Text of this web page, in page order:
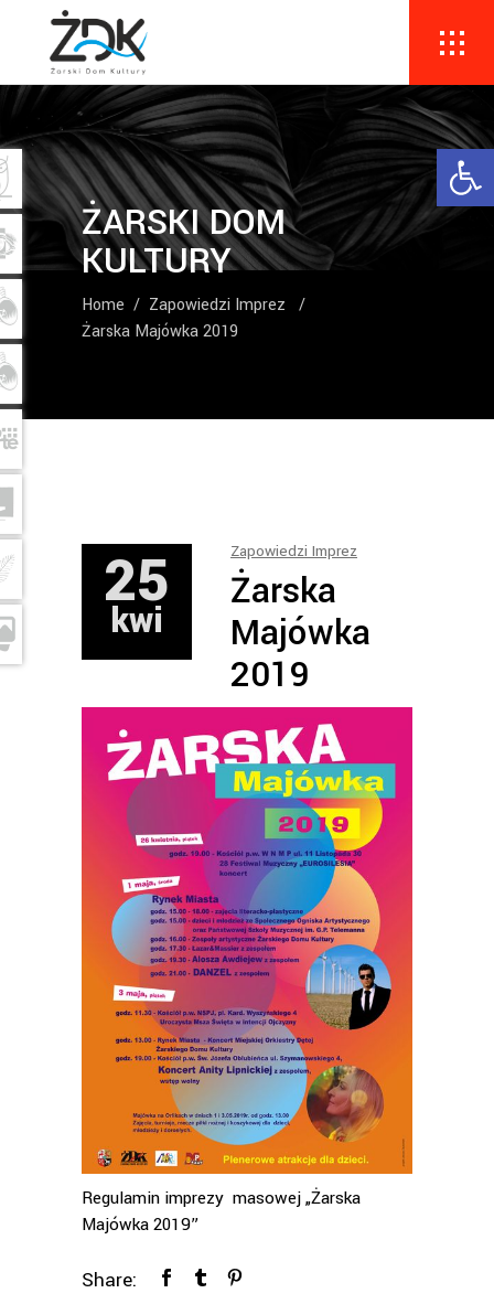
ŻARSKI DOM
KULTURY
Home / Zapowiedzi Imprez
/
Żarska Majówka 2019
25
kwi
Zapowiedzi Imprez
Żarska
Majówka
2019
Regulamin imprezy masowej „Żarska
Majówka 2019”
Share: